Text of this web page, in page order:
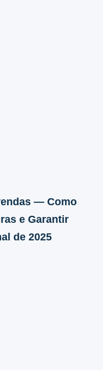
— Como
e Garantir
de 2025